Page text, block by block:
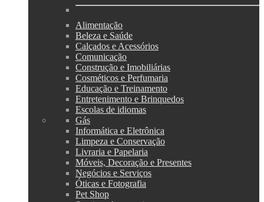
Alimentação
Beleza e Saúde
Calçados e Acessórios
Comunicação
Construção e Imobiliárias
Cosméticos e Perfumaria
Educação e Treinamento
Entretenimento e Brinquedos
Escolas de idiomas
Gás
Informática e Eletrônica
Limpeza e Conservação
Livraria e Papelaria
Móveis, Decoração e Presentes
Negócios e Serviços
Óticas e Fotografia
Pet Shop